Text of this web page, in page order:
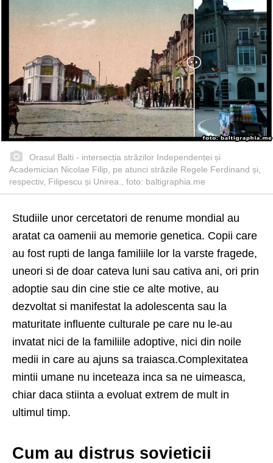
Orasul Balti - intersecția străzilor Independenței și
Academician Nicolae Filip, pe atunci străzile Regele Ferdinand și,
respectiv, Filipescu și Unirea., foto: baltigraphia.me
Studiile unor cercetatori de renume mondial au
aratat ca oamenii au memorie genetica. Copii care
au fost rupti de langa familiile lor la varste fragede,
uneori si de doar cateva luni sau cativa ani, ori prin
adoptie sau din cine stie ce alte motive, au
dezvoltat si manifestat la adolescenta sau la
maturitate influente culturale pe care nu le-au
invatat nici de la familiile adoptive, nici din noile
medii in care au ajuns sa traiasca.Complexitatea
mintii umane nu inceteaza inca sa ne uimeasca,
chiar daca stiinta a evoluat extrem de mult in
ultimul timp.
Cum au distrus sovieticii